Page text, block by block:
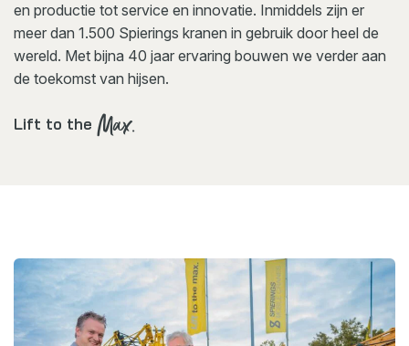
en productie tot service en innovatie. Inmiddels zijn er
meer dan 1.500 Spierings kranen in gebruik door heel de
wereld. Met bijna 40 jaar ervaring bouwen we verder aan
de toekomst van hijsen.
Lift to the Max.